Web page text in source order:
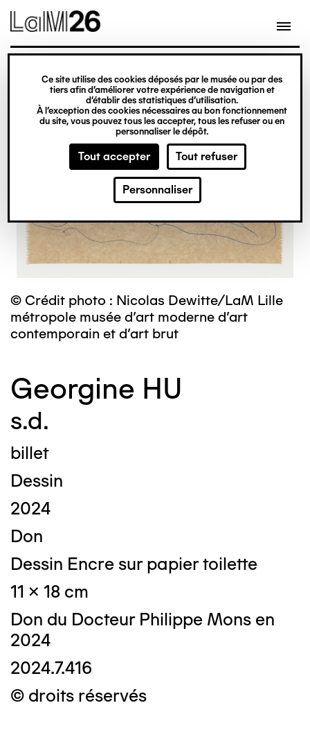
Gestion des cookies
Ce site utilise des cookies déposés par le musée ou par des
tiers afin d’améliorer votre expérience de navigation et
d’établir des statistiques d’utilisation.
À l’exception des cookies nécessaires au bon fonctionnement
du site, vous pouvez tous les accepter, tous les refuser ou en
personnaliser le dépôt.
Tout accepter Tout refuser
Personnaliser
contenu
© Crédit photo : Nicolas Dewitte/LaM Lille
métropole musée d’art moderne d’art
contemporain et d’art brut
Georgine HU
s.d.
billet
Dessin
2024
Don
Dessin Encre sur papier toilette
11 x 18 cm
Don du Docteur Philippe Mons en
2024
2024.7.416
© droits réservés